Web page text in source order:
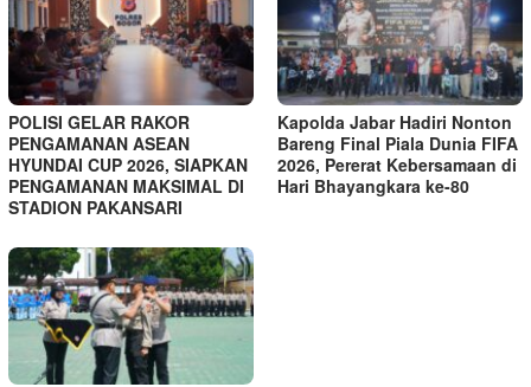
POLISI GELAR RAKOR
PENGAMANAN ASEAN
HYUNDAI CUP 2026, SIAPKAN
PENGAMANAN MAKSIMAL DI
STADION PAKANSARI
Kapolda Jabar Hadiri Nonton
Bareng Final Piala Dunia FIFA
2026, Pererat Kebersamaan di
Hari Bhayangkara ke-80